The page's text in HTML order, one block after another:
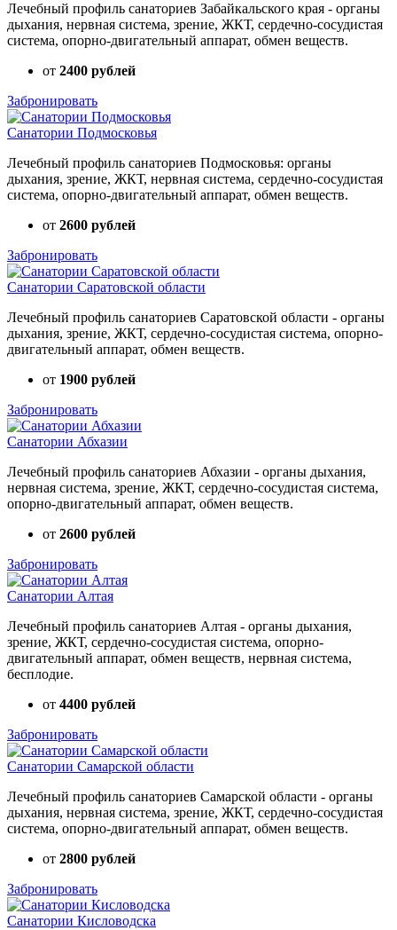
Лечебный профиль санаториев Забайкальского края - органы
дыхания, нервная система, зрение, ЖКТ, сердечно-сосудистая
система, опорно-двигательный аппарат, обмен веществ.
от 2400 рублей
Забронировать
Санатории Подмосковья
Лечебный профиль санаториев Подмосковья: органы
дыхания, зрение, ЖКТ, нервная система, сердечно-сосудистая
система, опорно-двигательный аппарат, обмен веществ.
от 2600 рублей
Забронировать
Санатории Саратовской области
Лечебный профиль санаториев Саратовской области - органы
дыхания, зрение, ЖКТ, сердечно-сосудистая система, опорно-
двигательный аппарат, обмен веществ.
от 1900 рублей
Забронировать
Санатории Абхазии
Лечебный профиль санаториев Абхазии - органы дыхания,
нервная система, зрение, ЖКТ, сердечно-сосудистая система,
опорно-двигательный аппарат, обмен веществ.
от 2600 рублей
Забронировать
Санатории Алтая
Лечебный профиль санаториев Алтая - органы дыхания,
зрение, ЖКТ, сердечно-сосудистая система, опорно-
двигательный аппарат, обмен веществ, нервная система,
бесплодие.
от 4400 рублей
Забронировать
Санатории Самарской области
Лечебный профиль санаториев Самарской области - органы
дыхания, нервная система, зрение, ЖКТ, сердечно-сосудистая
система, опорно-двигательный аппарат, обмен веществ.
от 2800 рублей
Забронировать
Санатории Кисловодска